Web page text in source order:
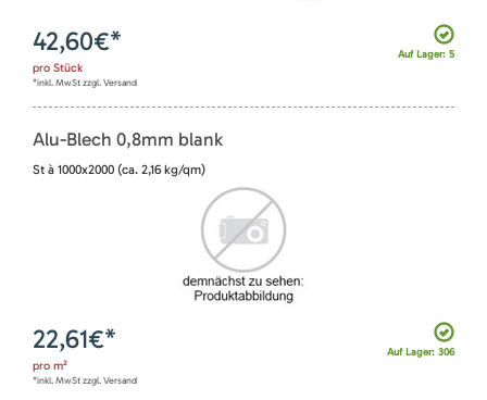
Auf Lager: 5
42,60€*
pro Stück
*inkl. MwSt zzgl. Versand
Alu-Blech 0,8mm blank
St à 1000x2000 (ca. 2,16 kg/qm)
Auf Lager: 306
22,61€*
pro m²
*inkl. MwSt zzgl. Versand